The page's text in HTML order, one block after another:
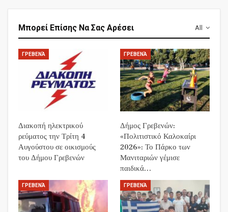
All
Μπορεί Επίσης Να Σας Αρέσει
ΓΡΕΒΕΝΆ
Διακοπή ηλεκτρικού
ρεύματος την Τρίτη 4
Αυγούστου σε οικισμούς
του Δήμου Γρεβενών
ΓΡΕΒΕΝΆ
Δήμος Γρεβενών:
«Πολιτιστικό Καλοκαίρι
2026»: Το Πάρκο των
Μανιταριών γέμισε
παιδικά…
ΓΡΕΒΕΝΆ ΓΡΕΒΕΝΆ